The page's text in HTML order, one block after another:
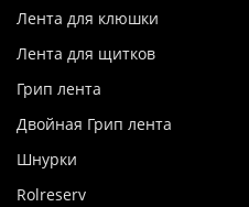
Лента для клюшки
Лента для щитков
Грип лента
Двойная Грип лента
Шнурки
Rolreserv